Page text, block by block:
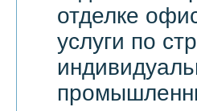
отделке
услуги по